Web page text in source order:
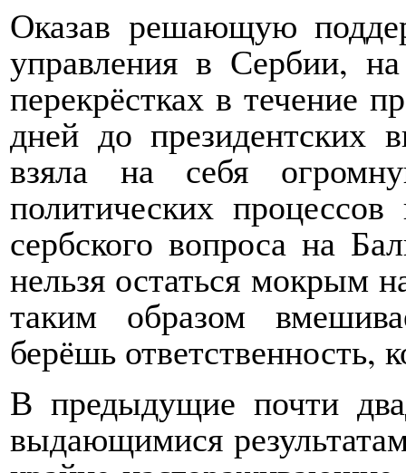
Оказав решающую
управления в Сербии,
перекрёстках в течение
дней до президентских
взяла на себя
политических
сербского вопроса на
нельзя остаться мокрым
таким образом
берёшь ответственность,
В предыдущие почти
выдающимися